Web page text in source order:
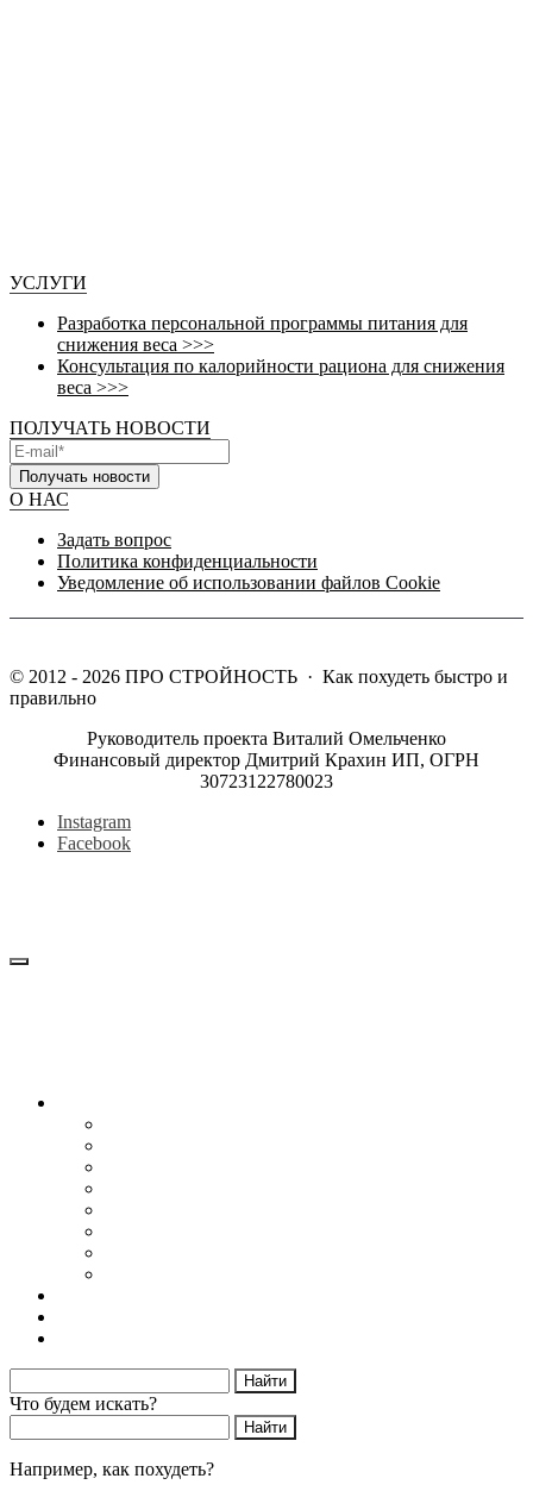
УСЛУГИ
Разработка персональной программы питания для
снижения веса >>>
Консультация по калорийности рациона для снижения
веса >>>
ПОЛУЧАТЬ НОВОСТИ
Получать новости
О НАС
Задать вопрос
Политика конфиденциальности
Уведомление об использовании файлов Cookie
© 2012 - 2026 ПРО СТРОЙНОСТЬ · Как похудеть быстро и
правильно
Руководитель проекта Виталий Омельченко
Финансовый директор Дмитрий Крахин ИП, ОГРН
30723122780023
Instagram
Facebook
Что будем искать?
Например, как похудеть?